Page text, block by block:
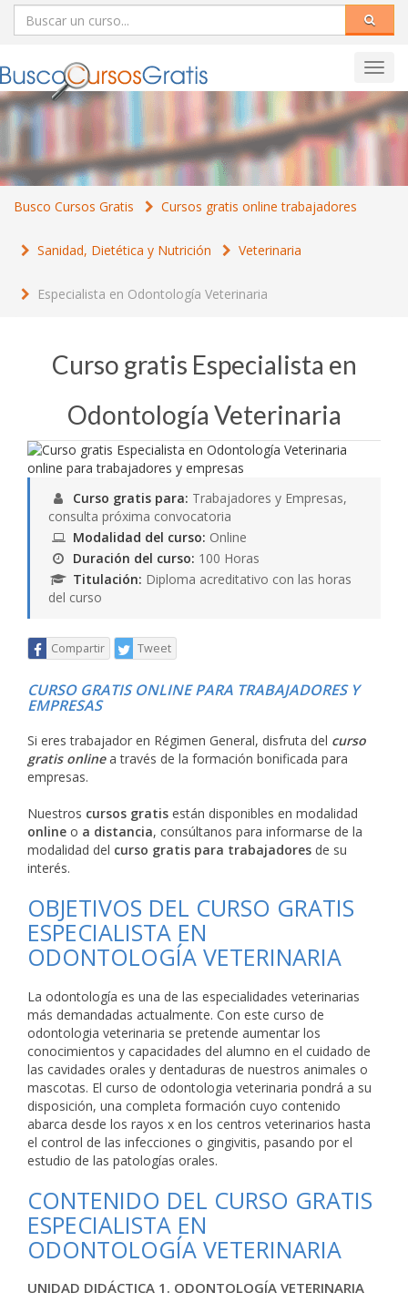
Busco Cursos Gratis Cursos gratis online trabajadores
Sanidad, Dietética y Nutrición Veterinaria
Especialista en Odontología Veterinaria
Curso gratis Especialista en
Odontología Veterinaria
Curso gratis para: Trabajadores y Empresas,
consulta próxima convocatoria
Modalidad del curso: Online
Duración del curso: 100 Horas
Titulación: Diploma acreditativo con las horas
del curso
Compartir Tweet
CURSO GRATIS ONLINE PARA TRABAJADORES Y
EMPRESAS
Si eres trabajador en Régimen General, disfruta del curso
gratis onlinea través de la formación bonificada para
empresas.
Nuestros cursos gratis están disponibles en modalidad
online o a distancia, consúltanos para informarse de la
modalidad del curso gratis para trabajadores de su
interés.
OBJETIVOS DEL CURSO GRATIS
ESPECIALISTA EN
ODONTOLOGÍA VETERINARIA
La odontología es una de las especialidades veterinarias
más demandadas actualmente. Con este curso de
odontologia veterinaria se pretende aumentar los
conocimientos y capacidades del alumno en el cuidado de
las cavidades orales y dentaduras de nuestros animales o
mascotas. El curso de odontologia veterinaria pondrá a su
disposición, una completa formación cuyo contenido
abarca desde los rayos x en los centros veterinarios hasta
el control de las infecciones o gingivitis, pasando por el
estudio de las patologías orales.
CONTENIDO DEL CURSO GRATIS
ESPECIALISTA EN
ODONTOLOGÍA VETERINARIA
UNIDAD DIDÁCTICA 1. ODONTOLOGÍA VETERINARIA